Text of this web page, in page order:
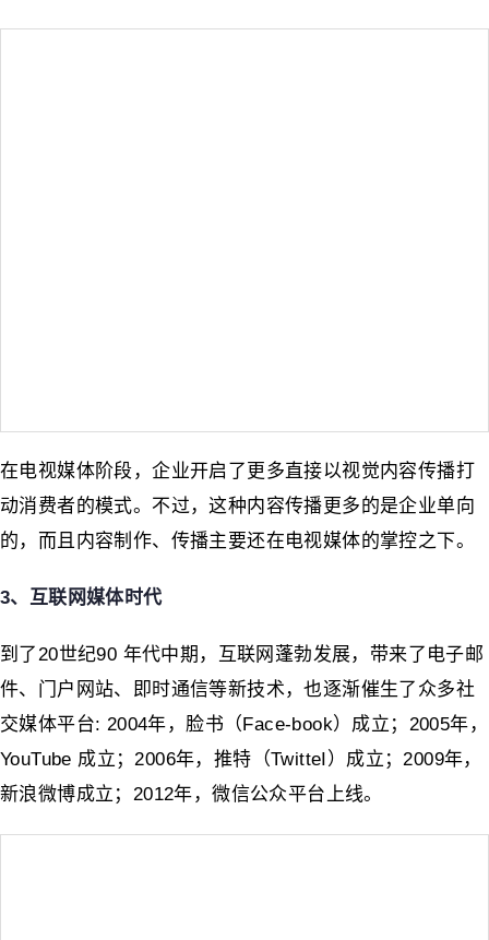
在电视媒体阶段，企业开启了更多直接以视觉内容传播打
动消费者的模式。不过，这种内容传播更多的是企业单向
的，而且内容制作、传播主要还在电视媒体的掌控之下。
3、互联网媒体时代
到了20世纪90 年代中期，互联网蓬勃发展，带来了电子邮
件、门户网站、即时通信等新技术，也逐渐催生了众多社
交媒体平台: 2004年，脸书（Face-book）成立；2005年，
YouTube 成立；2006年，推特（TwitteI）成立；2009年，
新浪微博成立；2012年，微信公众平台上线。